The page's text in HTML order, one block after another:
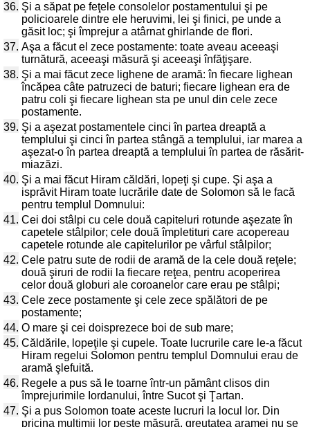
36. Şi a săpat pe feţele consolelor postamentului şi pe
policioarele dintre ele heruvimi, lei şi finici, pe unde a
găsit loc; şi împrejur a atârnat ghirlande de flori.
37. Aşa a făcut el zece postamente: toate aveau aceeaşi
turnătură, aceeaşi măsură şi aceeaşi înfăţişare.
38. Şi a mai făcut zece lighene de aramă: în fiecare lighean
încăpea câte patruzeci de baturi; fiecare lighean era de
patru coli şi fiecare lighean sta pe unul din cele zece
postamente.
39. Şi a aşezat postamentele cinci în partea dreaptă a
templului şi cinci în partea stângă a templului, iar marea a
aşezat-o în partea dreaptă a templului în partea de răsărit-
miazăzi.
40. Şi a mai făcut Hiram căldări, lopeţi şi cupe. Şi aşa a
isprăvit Hiram toate lucrările date de Solomon să le facă
pentru templul Domnului:
41. Cei doi stâlpi cu cele două capiteluri rotunde aşezate în
capetele stâlpilor; cele două împletituri care acopereau
capetele rotunde ale capitelurilor pe vârful stâlpilor;
42. Cele patru sute de rodii de aramă de la cele două reţele;
două şiruri de rodii la fiecare reţea, pentru acoperirea
celor două globuri ale coroanelor care erau pe stâlpi;
43. Cele zece postamente şi cele zece spălători de pe
postamente;
44. O mare şi cei doisprezece boi de sub mare;
45. Căldările, lopeţile şi cupele. Toate lucrurile care le-a făcut
Hiram regelui Solomon pentru templul Domnului erau de
aramă şlefuită.
46. Regele a pus să le toarne într-un pământ clisos din
împrejurimile Iordanului, între Sucot şi Ţartan.
47. Şi a pus Solomon toate aceste lucruri la locul lor. Din
pricina mulţimii lor peste măsură, greutatea aramei nu se